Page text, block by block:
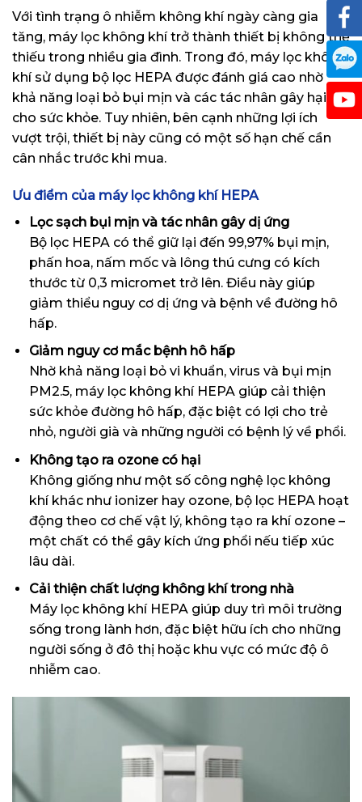
Với tình trạng ô nhiễm không khí ngày càng gia
tăng, máy lọc không khí trở thành thiết bị không thể
thiếu trong nhiều gia đình. Trong đó, máy lọc không
khí sử dụng bộ lọc HEPA được đánh giá cao nhờ
khả năng loại bỏ bụi mịn và các tác nhân gây hại
cho sức khỏe. Tuy nhiên, bên cạnh những lợi ích
vượt trội, thiết bị này cũng có một số hạn chế cần
cân nhắc trước khi mua.
Ưu điểm của máy lọc không khí HEPA
Lọc sạch bụi mịn và tác nhân gây dị ứng
Bộ lọc HEPA có thể giữ lại đến 99,97% bụi mịn,
phấn hoa, nấm mốc và lông thú cưng có kích
thước từ 0,3 micromet trở lên. Điều này giúp
giảm thiểu nguy cơ dị ứng và bệnh về đường hô
hấp.
Giảm nguy cơ mắc bệnh hô hấp
Nhờ khả năng loại bỏ vi khuẩn, virus và bụi mịn
PM2.5, máy lọc không khí HEPA giúp cải thiện
sức khỏe đường hô hấp, đặc biệt có lợi cho trẻ
nhỏ, người già và những người có bệnh lý về phổi.
Không tạo ra ozone có hại
Không giống như một số công nghệ lọc không
khí khác như ionizer hay ozone, bộ lọc HEPA hoạt
động theo cơ chế vật lý, không tạo ra khí ozone –
một chất có thể gây kích ứng phổi nếu tiếp xúc
lâu dài.
Cải thiện chất lượng không khí trong nhà
Máy lọc không khí HEPA giúp duy trì môi trường
sống trong lành hơn, đặc biệt hữu ích cho những
người sống ở đô thị hoặc khu vực có mức độ ô
nhiễm cao.